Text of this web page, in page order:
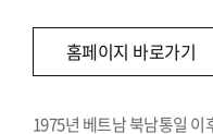
홈페이지 바로가기
1975년 베트남 북남통일